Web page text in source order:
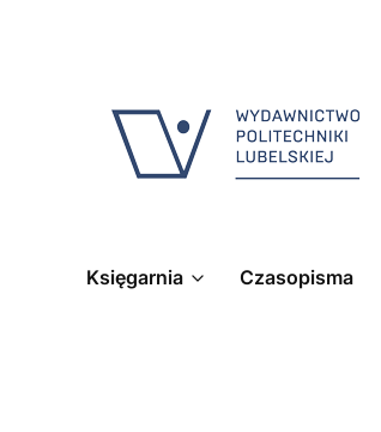
Księgarnia Czasopisma